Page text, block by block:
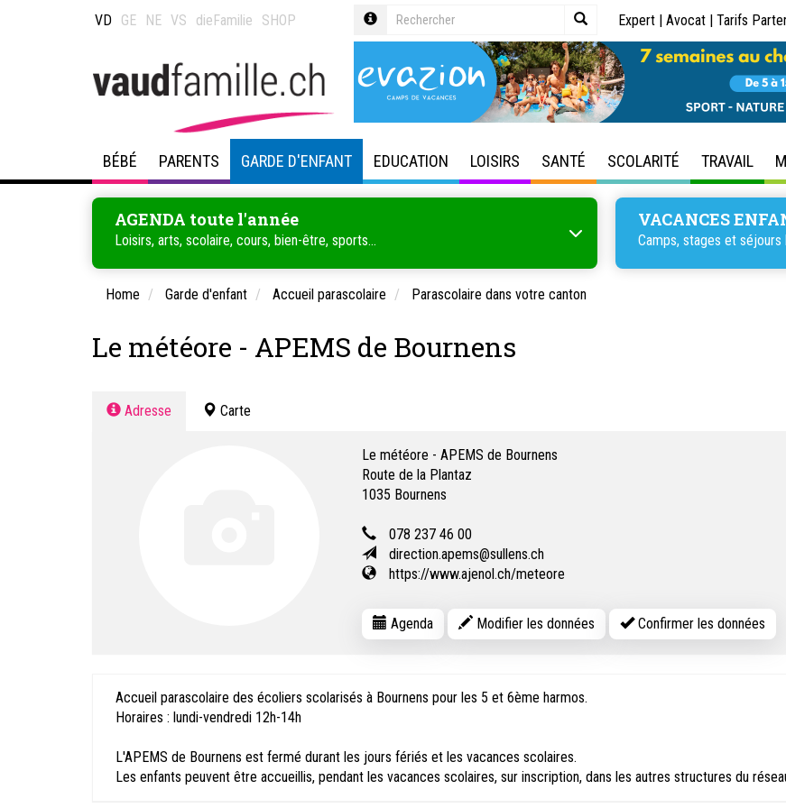
VD GE NE VS dieFamilie SHOP Expert | Avocat | Tarifs
BÉBÉ PARENTS GARDE D'ENFANT EDUCATION LOISIRS SANTÉ SCOLARITÉ TRAVAIL
AGENDA toute l'année
Loisirs, arts, scolaire, cours, bien-être, sports...
VACANCES
Camps, stages et séjours
Home Garde d'enfant Accueil parascolaire Parascolaire dans votre canton
Le météore - APEMS de Bournens
Adresse Carte
Le météore - APEMS de Bournens
Route de la Plantaz
1035 Bournens
078 237 46 00
direction.apems@sullens.ch
https://www.ajenol.ch/meteore
Agenda Modifier les données Confirmer les données
Accueil parascolaire des écoliers scolarisés à Bournens pour les 5 et 6ème harmos.
Horaires : lundi-vendredi 12h-14h
L'APEMS de Bournens est fermé durant les jours fériés et les vacances scolaires.
Les enfants peuvent être accueillis, pendant les vacances scolaires, sur inscription, dans les autres structures du